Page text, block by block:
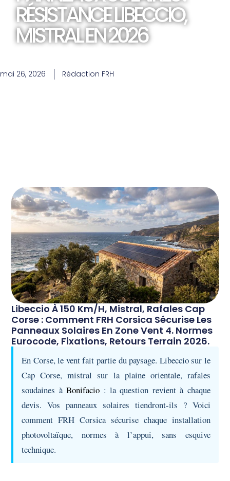
RÉSISTANCE LIBECCIO,
MISTRAL EN 2026
mai 26, 2026 Rédaction FRH
Libeccio À 150 Km/h, Mistral, Rafales Cap
Corse : Comment FRH Corsica Sécurise Les
Panneaux Solaires En Zone Vent 4. Normes
Eurocode, Fixations, Retours Terrain 2026.
En Corse, le vent fait partie du paysage. Libeccio sur le
Cap Corse, mistral sur la plaine orientale, rafales
soudaines àBonifacio : la question revient à chaque
devis. Vos panneaux solaires tiendront-ils ? Voici
comment FRH Corsica sécurise chaque installation
photovoltaïque, normes à l’appui, sans esquive
technique.